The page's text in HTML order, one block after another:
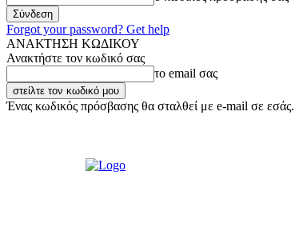
Forgot your password? Get help
ΑΝΑΚΤΗΣΗ ΚΩΔΙΚΟΥ
Ανακτήστε τον κωδικό σας
το email σας
Ένας κωδικός πρόσβασης θα σταλθεί με e-mail σε εσάς.